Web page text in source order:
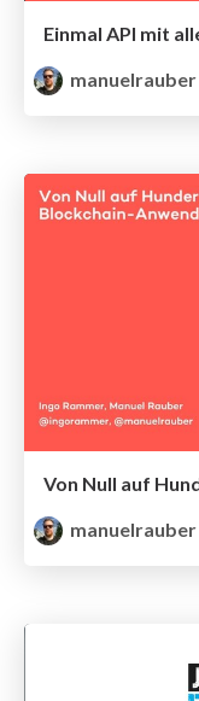
manuelrauber
manuelrauber